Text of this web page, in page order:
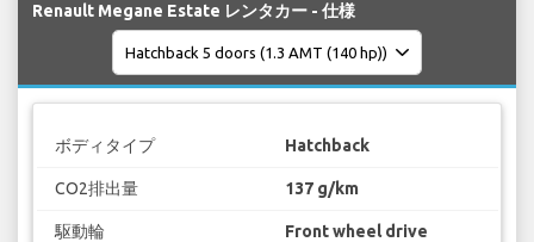
Renault Megane Estate レンタカー - 仕様
ボディタイプ Hatchback
CO2排出量 137 g/km
駆動輪 Front wheel drive